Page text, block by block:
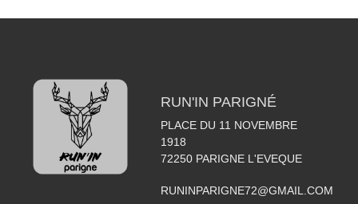
RUN'IN PARIGNÉ
PLACE DU 11 NOVEMBRE
1918
72250 PARIGNE L'EVEQUE
RUNINPARIGNE72@GMAIL.COM